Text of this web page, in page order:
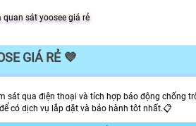
sát yoosee giá rẻ
GIÁ RẺ 💜️
sát qua điện thoại và tích hợp báo động chống
có dịch vụ lắp dặt và bảo hành tôt nhất.📋